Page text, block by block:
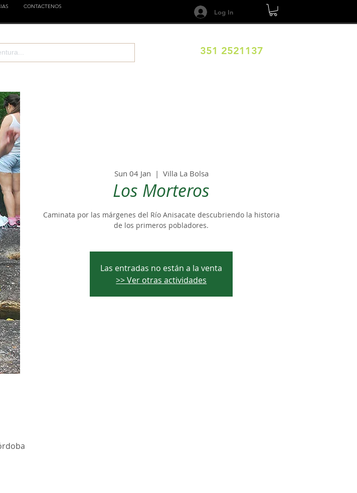
CONTACTENOS
Log In
351 2521137
Sun 04 Jan
  |
Villa La Bolsa
Los Morteros
Caminata por las márgenes del Río Anisacate descubriendo la historia
de los primeros pobladores.
Las entradas no están a la venta
>> Ver otras actividades